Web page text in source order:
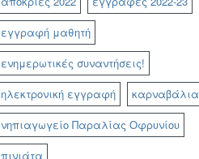
εγγραφή μαθητή
ενημερωτικές συναντήσεις!
ηλεκτρονική εγγραφή
καρναβάλια
νηπιαγωγείο Παραλίας Οφρυνίου
πινιάτα